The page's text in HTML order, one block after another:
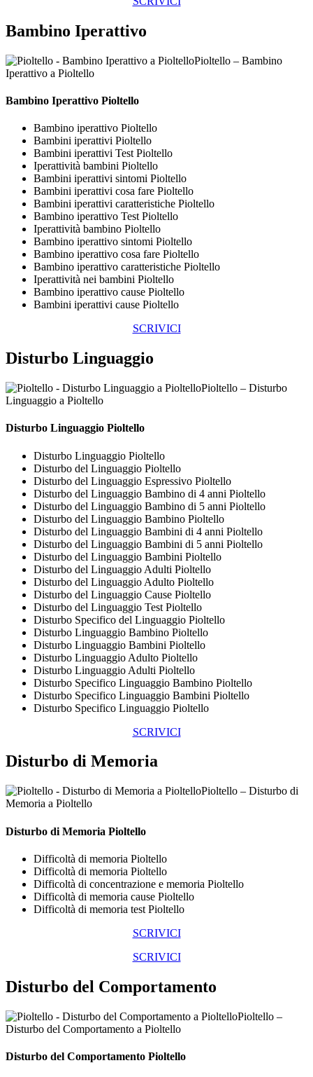
Bambino Iperattivo
Pioltello – Bambino
Iperattivo a Pioltello
Bambino Iperattivo Pioltello
Bambino iperattivo Pioltello
Bambini iperattivi Pioltello
Bambini iperattivi Test Pioltello
Iperattività bambini Pioltello
Bambini iperattivi sintomi Pioltello
Bambini iperattivi cosa fare Pioltello
Bambini iperattivi caratteristiche Pioltello
Bambino iperattivo Test Pioltello
Iperattività bambino Pioltello
Bambino iperattivo sintomi Pioltello
Bambino iperattivo cosa fare Pioltello
Bambino iperattivo caratteristiche Pioltello
Iperattività nei bambini Pioltello
Bambino iperattivo cause Pioltello
Bambini iperattivi cause Pioltello
SCRIVICI
Disturbo Linguaggio
Pioltello – Disturbo
Linguaggio a Pioltello
Disturbo Linguaggio Pioltello
Disturbo Linguaggio Pioltello
Disturbo del Linguaggio Pioltello
Disturbo del Linguaggio Espressivo Pioltello
Disturbo del Linguaggio Bambino di 4 anni Pioltello
Disturbo del Linguaggio Bambino di 5 anni Pioltello
Disturbo del Linguaggio Bambino Pioltello
Disturbo del Linguaggio Bambini di 4 anni Pioltello
Disturbo del Linguaggio Bambini di 5 anni Pioltello
Disturbo del Linguaggio Bambini Pioltello
Disturbo del Linguaggio Adulti Pioltello
Disturbo del Linguaggio Adulto Pioltello
Disturbo del Linguaggio Cause Pioltello
Disturbo del Linguaggio Test Pioltello
Disturbo Specifico del Linguaggio Pioltello
Disturbo Linguaggio Bambino Pioltello
Disturbo Linguaggio Bambini Pioltello
Disturbo Linguaggio Adulto Pioltello
Disturbo Linguaggio Adulti Pioltello
Disturbo Specifico Linguaggio Bambino Pioltello
Disturbo Specifico Linguaggio Bambini Pioltello
Disturbo Specifico Linguaggio Pioltello
SCRIVICI
Disturbo di Memoria
Pioltello – Disturbo di
Memoria a Pioltello
Disturbo di Memoria Pioltello
Difficoltà di memoria Pioltello
Difficoltà di memoria Pioltello
Difficoltà di concentrazione e memoria Pioltello
Difficoltà di memoria cause Pioltello
Difficoltà di memoria test Pioltello
SCRIVICI
SCRIVICI
Disturbo del Comportamento
Pioltello –
Disturbo del Comportamento a Pioltello
Disturbo del Comportamento Pioltello